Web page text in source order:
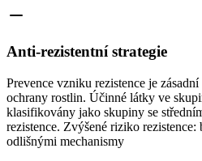
Anti-rezistentní strategie
Prevence vzniku rezistence je
ochrany rostlin. Účinné látky ve
klasifikovány jako skupiny se
rezistence. Zvýšené riziko rezistence:
odlišnými mechanismy